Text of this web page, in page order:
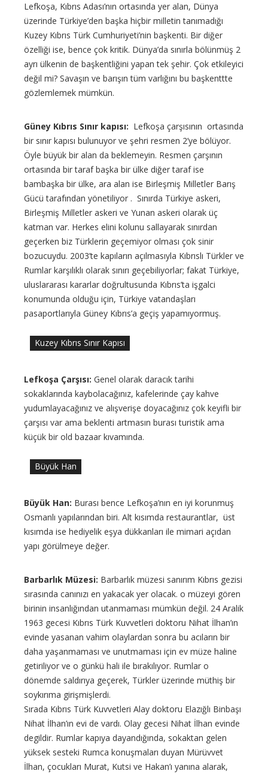
Lefkoşa, Kıbrıs Adası’nın ortasında yer alan, Dünya
üzerinde Türkiye’den başka hiçbir milletin tanımadığı
Kuzey Kıbrıs Türk Cumhuriyeti’nin başkenti. Bir diğer
özelliği ise, bence çok kritik. Dünya’da sınırla bölünmüş 2
ayrı ülkenin de başkentliğini yapan tek şehir. Çok etkileyici
değil mi? Savaşın ve barışın tüm varlığını bu başkenttte
gözlemlemek mümkün.
Güney Kıbrıs Sınır kapısı: Lefkoşa çarşısının ortasında
bir sınır kapısı bulunuyor ve şehri resmen 2’ye bölüyor.
Öyle büyük bir alan da beklemeyin. Resmen çarşının
ortasında bir taraf başka bir ülke diğer taraf ise
bambaşka bir ülke, ara alan ise Birleşmiş Milletler Barış
Gücü tarafından yönetiliyor . Sınırda Türkiye askeri,
Birleşmiş Milletler askeri ve Yunan askeri olarak üç
katman var. Herkes elini kolunu sallayarak sınırdan
geçerken biz Türklerin geçemiyor olması çok sinir
bozucuydu. 2003’te kapıların açılmasıyla Kıbrıslı Türkler ve
Rumlar karşılıklı olarak sınırı geçebiliyorlar; fakat Türkiye,
uluslararası kararlar doğrultusunda Kıbrıs’ta işgalci
konumunda olduğu için, Türkiye vatandaşları
pasaportlarıyla Güney Kıbrıs’a geçiş yapamıyormuş.
Kuzey Kıbrıs Sınır Kapısı
Lefkoşa Çarşısı: Genel olarak daracık tarihi
sokaklarında kaybolacağınız, kafelerinde çay kahve
yudumlayacağınız ve alışverişe doyacağınız çok keyifli bir
çarşısı var ama beklenti artmasın burası turistik ama
küçük bir old bazaar kıvamında.
Büyük Han
Büyük Han: Burası bence Lefkoşa’nın en iyi korunmuş
Osmanlı yapılarından biri. Alt kısımda restaurantlar, üst
kısımda ise hediyelik eşya dükkanları ile mimari açıdan
yapı görülmeye değer.
Barbarlık Müzesi: Barbarlık müzesi sanırım Kıbrıs gezisi
sırasında canınızı en yakacak yer olacak. o müzeyi gören
birinin insanlığından utanmaması mümkün değil. 24 Aralik
1963 gecesi Kıbrıs Türk Kuvvetleri doktoru Nihat İlhan’ın
evinde yasanan vahim olaylardan sonra bu acıların bir
daha yaşanmaması ve unutmaması için ev müze haline
getiriliyor ve o günkü hali ile bırakılıyor. Rumlar o
dönemde saldırıya geçerek, Türkler üzerinde müthiş bir
soykırıma girişmişlerdi.
Sırada Kıbrıs Türk Kuvvetleri Alay doktoru Elazığlı Binbaşı
Nihat İlhan’ın evi de vardı. Olay gecesi Nihat İlhan evinde
degildir. Rumlar kapıya dayandığında, sokaktan gelen
yüksek sesteki Rumca konuşmaları duyan Mürüvvet
İlhan, çocukları Murat, Kutsi ve Hakan’ı yanına alarak,